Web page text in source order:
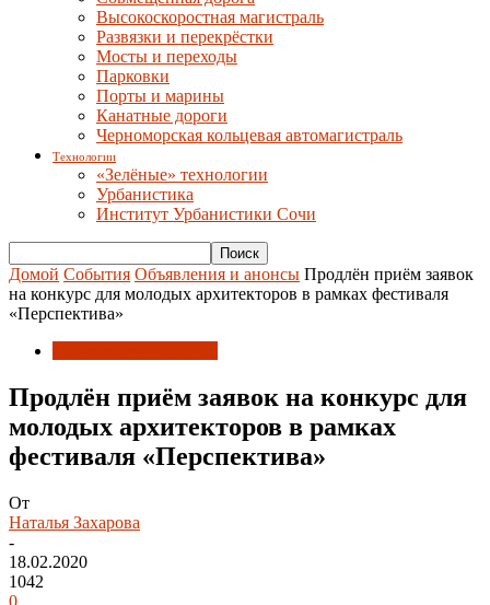
Высокоскоростная магистраль
Развязки и перекрёстки
Мосты и переходы
Парковки
Порты и марины
Канатные дороги
Черноморская кольцевая автомагистраль
Технологии
«Зелёные» технологии
Урбанистика
Институт Урбанистики Сочи
Домой События Объявления и анонсы Продлён приём заявок
на конкурс для молодых архитекторов в рамках фестиваля
«Перспектива»
Продлён приём заявок на конкурс для
молодых архитекторов в рамках
фестиваля «Перспектива»
От
Наталья Захарова
-
18.02.2020
1042
0